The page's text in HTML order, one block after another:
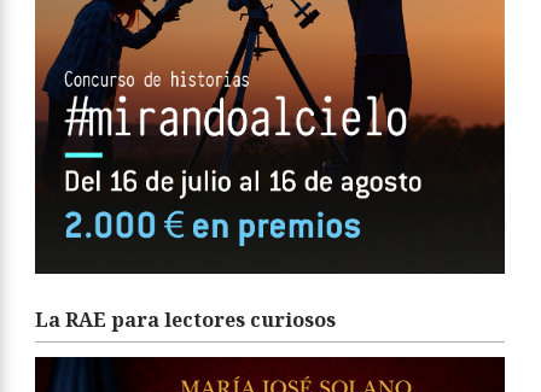
La RAE para lectores curiosos